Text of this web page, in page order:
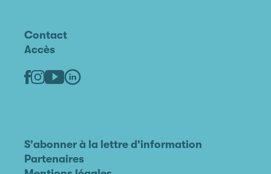
Contact
Accès
Facebook
Instagram
Youtube
Linkedin
S'abonner à la lettre d'information
Partenaires